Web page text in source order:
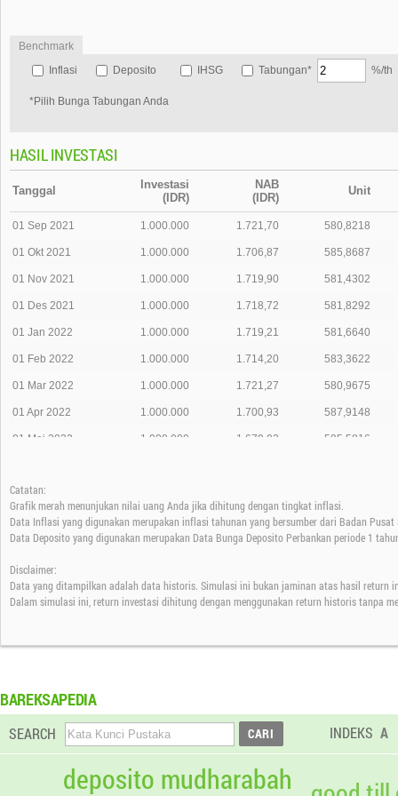
Benchmark
Inflasi
Deposito IHSG Tabungan* %/th
*Pilih Bunga Tabungan Anda
HASIL INVESTASI
Tanggal
Investasi
(IDR)
NAB
(IDR)
Unit
01 Sep 2021 1.000.000 1.721,70 580,8218
01 Okt 2021 1.000.000 1.706,87 585,8687
01 Nov 2021 1.000.000 1.719,90 581,4302
01 Des 2021 1.000.000 1.718,72 581,8292
01 Jan 2022 1.000.000 1.719,21 581,6640
01 Feb 2022 1.000.000 1.714,20 583,3622
01 Mar 2022 1.000.000 1.721,27 580,9675
01 Apr 2022 1.000.000 1.700,93 587,9148
01 Mei 2022 1.000.000 1.679,03 595,5816
01 Jul 2022
01 Agt 2022 1.000.000 1.701,31 587,7839
01 Sep 2022 1.000.000 1.705,63 586,2919
01 Okt 2022
01 Nov 2022 1.000.000 1.687,77 592,4970
01 Mar 2023
01 Apr 2023 1.000.000 1.762,93 567,2372
01 Jun 2023 1.000.000 1.807,03 553,3932
Catatan:
Grafik merah menunjukan nilai uang Anda jika dihitung dengan tingkat inflasi.
Data Inflasi yang digunakan merupakan inflasi tahunan yang bersumber dari Badan
Data Deposito yang digunakan merupakan Data Bunga Deposito Perbankan periode 1
Disclaimer:
Data yang ditampilkan adalah data historis. Simulasi ini bukan jaminan atas hasil return
Dalam simulasi ini, return investasi dihitung dengan menggunakan return historis tanpa
BAREKSAPEDIA
SEARCH INDEKS A
deposito mudharabah